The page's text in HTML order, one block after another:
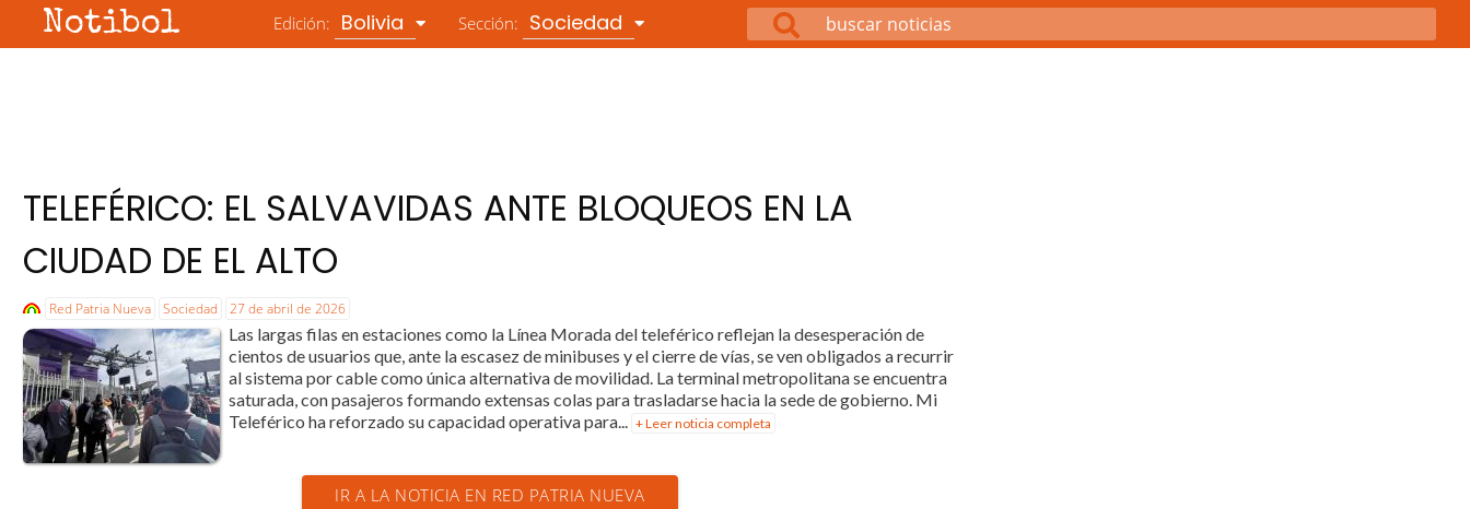
Notibol Edición: Bolivia Sección: Sociedad
TELEFÉRICO: EL SALVAVIDAS ANTE BLOQUEOS EN LA
CIUDAD DE EL ALTO
Red Patria Nueva Sociedad 27 de abril de 2026
Las largas filas en estaciones como la Línea Morada del teleférico reflejan la desesperación de
cientos de usuarios que, ante la escasez de minibuses y el cierre de vías, se ven obligados a recurrir
al sistema por cable como única alternativa de movilidad. La terminal metropolitana se encuentra
saturada, con pasajeros formando extensas colas para trasladarse hacia la sede de gobierno. Mi
Teleférico ha reforzado su capacidad operativa para... + Leer noticia completa
IR A LA NOTICIA EN RED PATRIA NUEVA